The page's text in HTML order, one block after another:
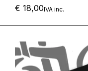
€ 18,00IVA inc.